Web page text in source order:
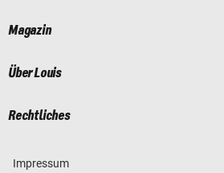
Magazin
Über Louis
Rechtliches
Impressum